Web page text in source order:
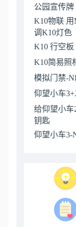
公园宣传牌
K10物联
调K10灯色
K10 行空
K10简易照
模拟门禁-
仰望小车
给仰望小车
钥匙
仰望小车3-